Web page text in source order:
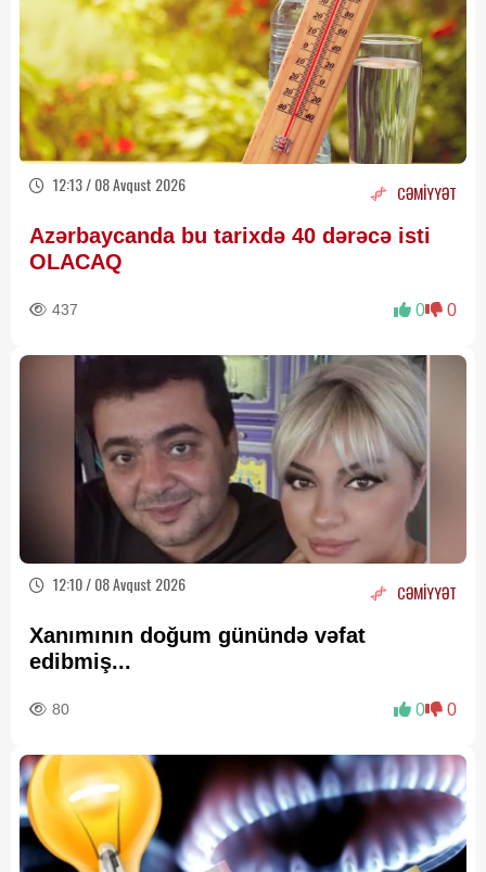
12:13 / 08 Avqust 2026 CƏMİYYƏT
Azərbaycanda bu tarixdə 40 dərəcə isti
OLACAQ
437 0 0
12:10 / 08 Avqust 2026 CƏMİYYƏT
Xanımının doğum günündə vəfat
edibmiş...
80 0 0